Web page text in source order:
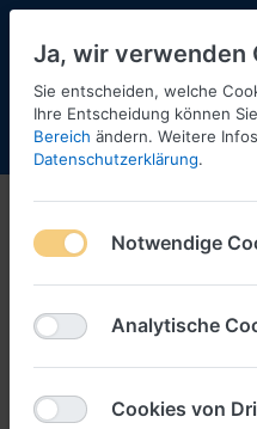
Menü Anmelden
Ja, wir verwenden
Sie entscheiden, welche
Ihre Entscheidung können
Bereich ändern. Weitere
Datenschutzerklärung.
Notwendige
Analytische
Cookies von